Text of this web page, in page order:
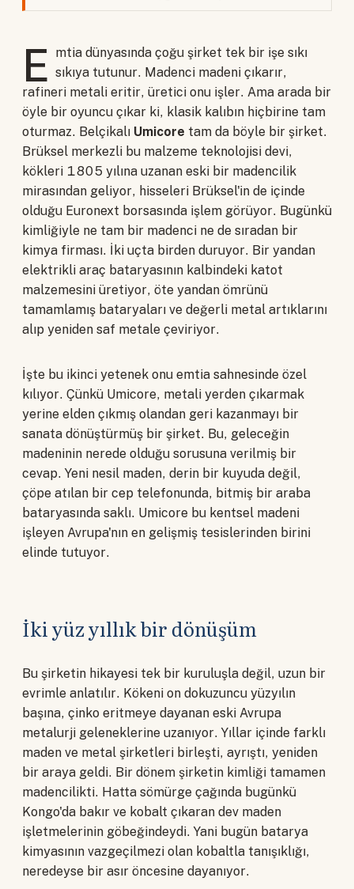
E mtia dünyasında çoğu şirket tek bir işe sıkı
sıkıya tutunur. Madenci madeni çıkarır,
rafineri metali eritir, üretici onu işler. Ama arada bir
öyle bir oyuncu çıkar ki, klasik kalıbın hiçbirine tam
oturmaz. Belçikalı Umicore tam da böyle bir şirket.
Brüksel merkezli bu malzeme teknolojisi devi,
kökleri 1805 yılına uzanan eski bir madencilik
mirasından geliyor, hisseleri Brüksel'in de içinde
olduğu Euronext borsasında işlem görüyor. Bugünkü
kimliğiyle ne tam bir madenci ne de sıradan bir
kimya firması. İki uçta birden duruyor. Bir yandan
elektrikli araç bataryasının kalbindeki katot
malzemesini üretiyor, öte yandan ömrünü
tamamlamış bataryaları ve değerli metal artıklarını
alıp yeniden saf metale çeviriyor.
İşte bu ikinci yetenek onu emtia sahnesinde özel
kılıyor. Çünkü Umicore, metali yerden çıkarmak
yerine elden çıkmış olandan geri kazanmayı bir
sanata dönüştürmüş bir şirket. Bu, geleceğin
madeninin nerede olduğu sorusuna verilmiş bir
cevap. Yeni nesil maden, derin bir kuyuda değil,
çöpe atılan bir cep telefonunda, bitmiş bir araba
bataryasında saklı. Umicore bu kentsel madeni
işleyen Avrupa'nın en gelişmiş tesislerinden birini
elinde tutuyor.
İki yüz yıllık bir dönüşüm
Bu şirketin hikayesi tek bir kuruluşla değil, uzun bir
evrimle anlatılır. Kökeni on dokuzuncu yüzyılın
başına, çinko eritmeye dayanan eski Avrupa
metalurji geleneklerine uzanıyor. Yıllar içinde farklı
maden ve metal şirketleri birleşti, ayrıştı, yeniden
bir araya geldi. Bir dönem şirketin kimliği tamamen
madencilikti. Hatta sömürge çağında bugünkü
Kongo'da bakır ve kobalt çıkaran dev maden
işletmelerinin göbeğindeydi. Yani bugün batarya
kimyasının vazgeçilmezi olan kobaltla tanışıklığı,
neredeyse bir asır öncesine dayanıyor.